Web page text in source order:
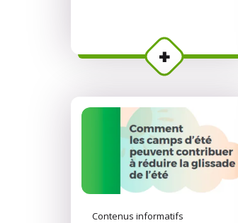
Contenus informatifs